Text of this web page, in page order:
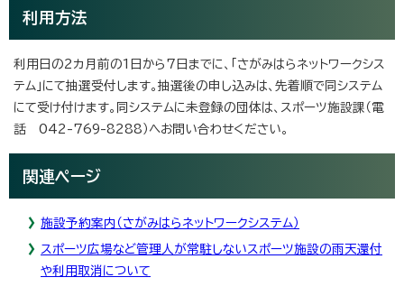
利用方法
利用日の2カ月前の1日から7日までに、「さがみはらネットワークシス
テム」にて抽選受付します。抽選後の申し込みは、先着順で同システム
にて受け付けます。同システムに未登録の団体は、スポーツ施設課（電
話 042-769-8288）へお問い合わせください。
関連ページ
施設予約案内（さがみはらネットワークシステム）
スポーツ広場など管理人が常駐しないスポーツ施設の雨天還付
や利用取消について